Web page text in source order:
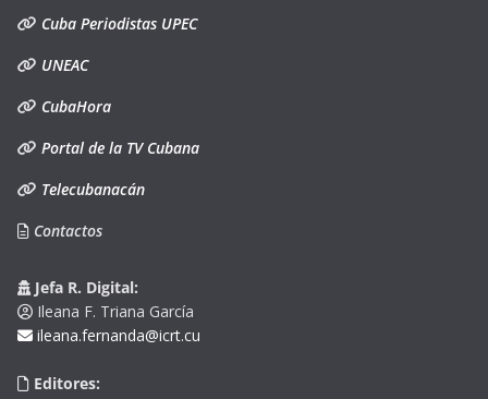
Cuba Periodistas UPEC
UNEAC
CubaHora
Portal de la TV Cubana
Telecubanacán
Contactos
Jefa R. Digital:
Ileana F. Triana García
ileana.fernanda@icrt.cu
Editores: